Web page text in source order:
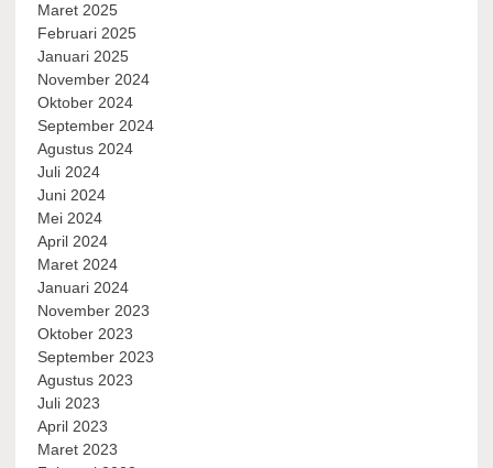
Maret 2025
Februari 2025
Januari 2025
November 2024
Oktober 2024
September 2024
Agustus 2024
Juli 2024
Juni 2024
Mei 2024
April 2024
Maret 2024
Januari 2024
November 2023
Oktober 2023
September 2023
Agustus 2023
Juli 2023
April 2023
Maret 2023